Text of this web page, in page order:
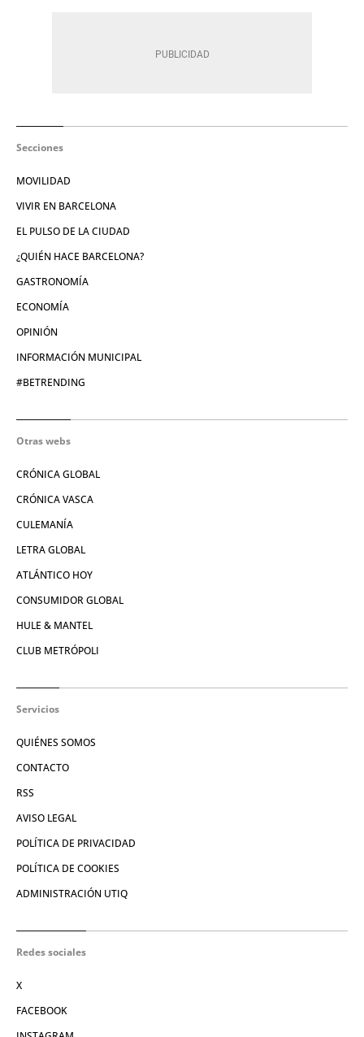
Secciones
MOVILIDAD
VIVIR EN BARCELONA
EL PULSO DE LA CIUDAD
¿QUIÉN HACE BARCELONA?
GASTRONOMÍA
ECONOMÍA
OPINIÓN
INFORMACIÓN MUNICIPAL
#BETRENDING
Otras webs
CRÓNICA GLOBAL
CRÓNICA VASCA
CULEMANÍA
LETRA GLOBAL
ATLÁNTICO HOY
CONSUMIDOR GLOBAL
HULE & MANTEL
CLUB METRÓPOLI
Servicios
QUIÉNES SOMOS
CONTACTO
RSS
AVISO LEGAL
POLÍTICA DE PRIVACIDAD
POLÍTICA DE COOKIES
ADMINISTRACIÓN UTIQ
Redes sociales
X
FACEBOOK